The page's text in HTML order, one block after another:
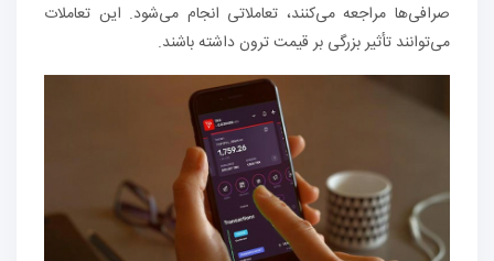
صرافی‌ها مراجعه می‌کنند، تعاملاتی انجام می‌شود. این تعاملات
می‌توانند تأثیر بزرگی بر قیمت ترون داشته باشند.